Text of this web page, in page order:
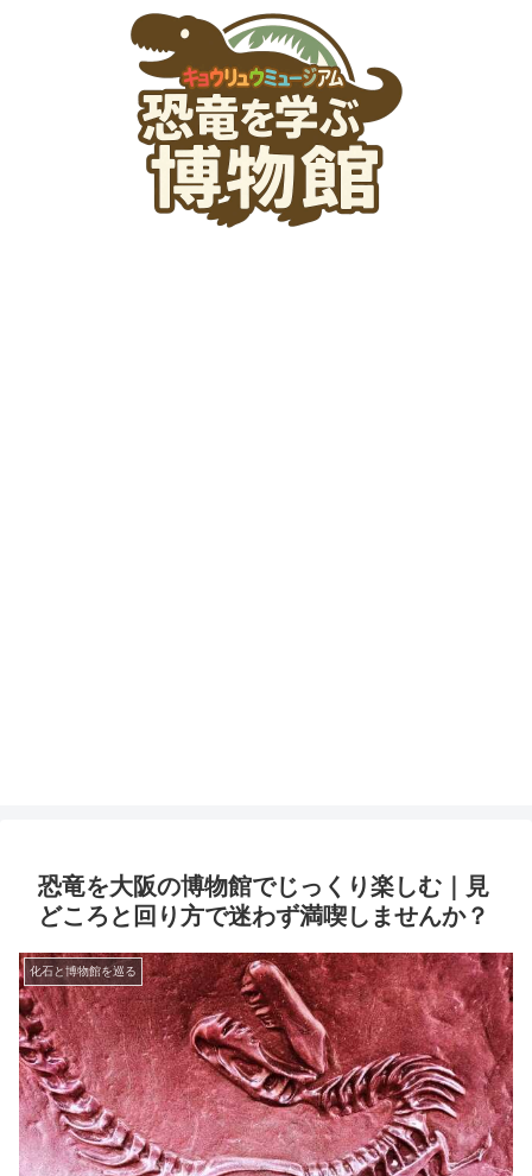
恐竜を大阪の博物館でじっくり楽しむ｜見
どころと回り方で迷わず満喫しませんか？
化石と博物館を巡る